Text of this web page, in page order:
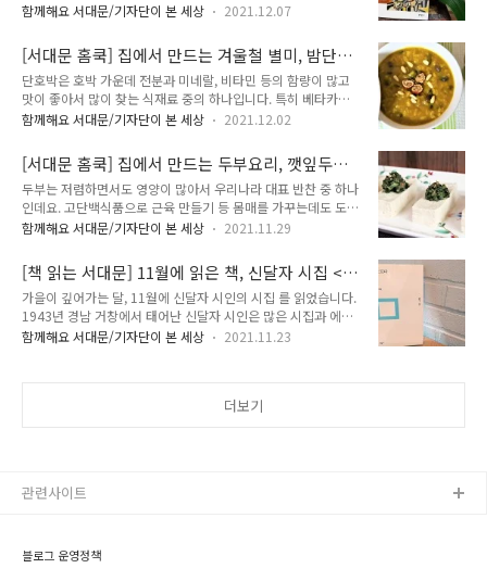
겨지도록 생강을 부러뜨려 주세요. 그리고 물에 20분 정도 불려
을 넣고 문질러주면 껍질이 잘 벗겨진답니다. 생강을 잠깐 냉동
실에 넣었다가 양파망에서 문..
자적인 소설을 많이 썼으며 책을 통해 엄청난 양의 지적 정보까
니다. 20세기에 쓰인 미래소설인 는 1932년에 발표되었으니 거
의 90년 전의 소설입니다. 그런데 그 시절에 어쩌면 이렇게 미래
를 내다보는 글(2500년을 배경으로)을 쓸 수 있었으며 지금 현
재 일어나고 있는 과학 문명의 발달을 꿰뚫어 볼 수 있었을까 하
는 놀라움이 컸습니다. 아주 오래 전임에도 과학의 발달로 인간
있었을까요? 만들어질 때부터 계급이 정해지다니.. 알파계급, 베
타계급, 델타계급, 감마계..
함께해요 서대문/기자단이 본 세상 2021.12.07
[서대문 홈쿡] 집에서 만드는 겨울철 별미, 밤단호
박죽! 단호박죽 만드는 법
단호박은 호박 가운데 전분과 미네랄, 비타민 등의 함량이 많고
맛이 좋아서 많이 찾는 식재료 중의 하나입니다. 특히 베타카로
틴이 많아서 체내에서 비타민A로 전환되면 눈 건강에도 도움을
단하며 크기에 비해 무거운 것을 고르는 것이 좋으며, 서늘한 곳
에 보관하면 좋습니다. 오래 보관하려면 씨와 내용물을 긁어내고
비닐랩으로 싸서 냉동 보관하는 것이 좋아요. 오늘은 밤단호박죽
을 만들어 볼게요. 재료 단호박 1개 (1kg), 불린 찹쌀 1과 1/2컵,
팥 1/2컵, 강낭콩과 검은콩 합해서 1/2컵, 밤 6개, 물 4컵, 설탕
신 단호박입니다. 껍질에 영양이 많아서 껍질째 사용할 것이므..
함께해요 서대문/기자단이 본 세상 2021.12.02
[서대문 홈쿡] 집에서 만드는 두부요리, 깻잎두부
찜!
두부는 저렴하면서도 영양이 많아서 우리나라 대표 반찬 중 하나
인데요. 고단백식품으로 근육 만들기 등 몸매를 가꾸는데도 도움
이 되며, 다이어트에도 도움이 됩니다. 두부의 효능 알고계신가
고당이 장의 움직임을 활성화하여 소화흡수를 도와준다고 하네
요. 두부 보관법은 엷은 소금물에 담가서 보관하면 좀더 오래 신
선하게 유지할 수가 있어요. 깻잎은 칼륨과 칼슘 등의 무기질이
풍부하며 비타민 A, 비타민 C도 함유하고 있는데요. 비타민 C가
많아서 흡연이나 스트레스가 많은 사람, 콜레스테롤 수치가 높은
함께해요 서대문/기자단이 본 세상 2021.11.29
[책 읽는 서대문] 11월에 읽은 책, 신달자 시집 <
살 흐르다>를 읽고
가을이 깊어가는 달, 11월에 신달자 시인의 시집 를 읽었습니다.
1943년 경남 거창에서 태어난 신달자 시인은 많은 시집과 에세
이집을 발간했고 2012년에는 대한민국 은관문화훈장을 수훈하
간의 감정이 스며들어 있으며, 지나온 생의 아픔이 고스란히 느
어느 길목에서나 그 시를 만..
함께해요 서대문/기자단이 본 세상 2021.11.23
더보기
블로그 운영정책
관련사이트